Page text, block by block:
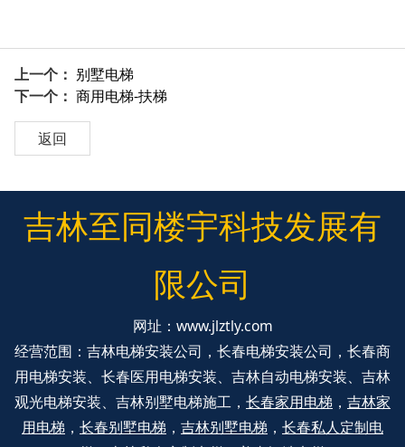
上一个： 别墅电梯
下一个：商用电梯-扶梯
返回
吉林至同楼宇科技发展有
限公司
网址： www.jlztly.com
经营范围：吉林电梯安装公司，长春电梯安装公司，长春商
用电梯安装、长春医用电梯安装、吉林自动电梯安装、吉林
观光电梯安装、吉林别墅电梯施工， 长春家用电梯 ， 吉林家
用电梯 ， 长春别墅电梯 ， 吉林别墅电梯 ， 长春私人定制电